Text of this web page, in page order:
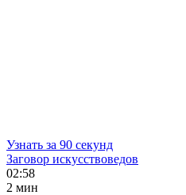
Узнать за 90 секунд
Заговор искусствоведов
02:58
2 мин